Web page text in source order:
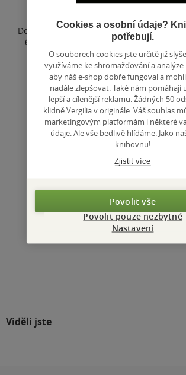
hvězdiček
Deník Jindřicha Bejla pokrývá období od
6. 1920. Zaznamenává autorovy
ruské fronty, zajetí a...
329 Kč
Koupit
Uložit do seznamu
Nahoru
Zobrazeno 3 z 3
1
Přejít
na
/ 1
Viděli jste
Cookies a osobní údaje?
potřebují.
O souborech cookies jste určitě již
využíváme ke shromažďování a analýze
aby náš e-shop dobře fungoval a
nadále zlepšovat. Také nám pomáhají
lepší a cílenější reklamu. Žádných 50
klidně Vergilia v originále. Váš souhlas
marketingovým platformám i některé
údaje. Ale vše bedlivě hlídáme. Jako
knihovnu!
Zjistit více
Povolit vše
Povolit pouze nezbytné
Nastavení